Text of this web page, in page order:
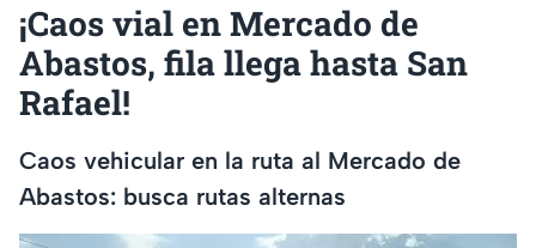
¡Caos vial en Mercado de
Abastos, fila llega hasta San
Rafael!
Caos vehicular en la ruta al Mercado de
Abastos: busca rutas alternas